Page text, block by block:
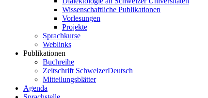
Wissenschaftliche Publikationen
Vorlesungen
Projekte
Sprachkurse
Weblinks
Publikationen
Buchreihe
Zeitschrift SchweizerDeutsch
Mitteilungsblätter
Agenda